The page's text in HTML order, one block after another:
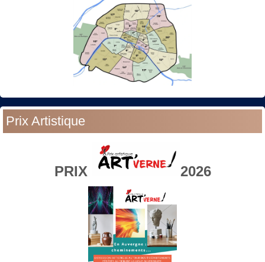
Prix Artistique
PRIX 2026